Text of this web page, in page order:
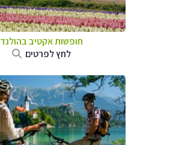
חופשות אקטיב בהולנד
לחץ לפרטים